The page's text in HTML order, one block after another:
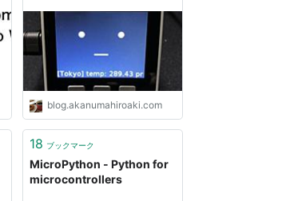
blog.akanumahiroaki.com
18 ブックマーク
MicroPython - Python for
microcontrollers